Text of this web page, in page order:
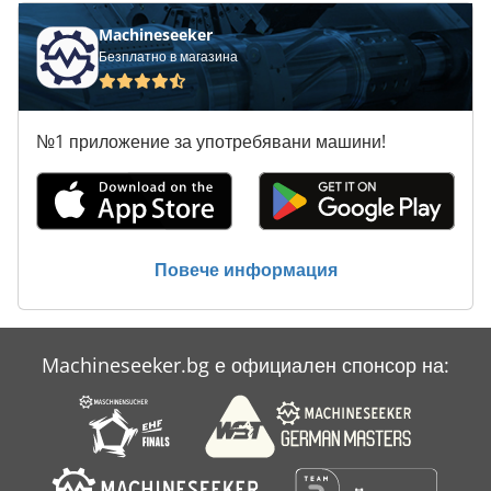
Machineseeker
Безплатно в магазина
№1 приложение за употребявани машини!
Повече информация
Machineseeker.bg е официален спонсор на: